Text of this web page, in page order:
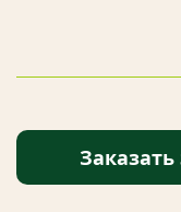
Заказать